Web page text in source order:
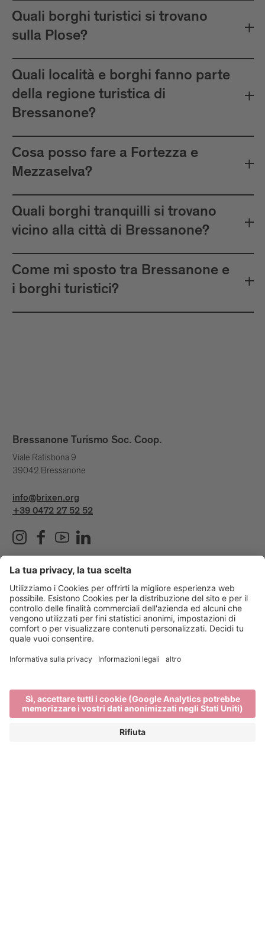
Quali borghi turistici si trovano
sulla Plose?
Quali località e borghi fanno parte
della regione turistica di
Bressanone?
Cosa posso fare a Fortezza e
Mezzaselva?
Quali borghi tranquilli si trovano
vicino alla città di Bressanone?
Come mi sposto tra Bressanone e
i borghi turistici?
Bressanone Turismo Soc. Coop.
Viale Ratisbona 9
39042 Bressanone
info@brixen.org
+39 0472 27 52 52
Info & Service
Bressanone Turismo viene sostenuto da: